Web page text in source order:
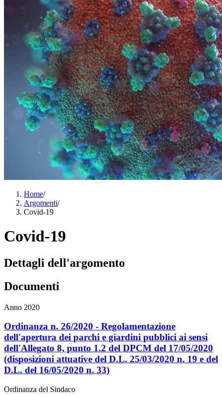
Home/
Argomenti/
Covid-19
Covid-19
Dettagli dell'argomento
Documenti
Anno 2020
Ordinanza n. 26/2020 - Regolamentazione
dell'apertura dei parchi e giardini pubblici ai sensi
dell'Allegato 8, punto 1.2 del DPCM del 17/05/2020
(disposizioni attuative del D.L. 25/03/2020 n. 19 e del
D.L. del 16/05/2020 n. 33)
Ordinanza del Sindaco